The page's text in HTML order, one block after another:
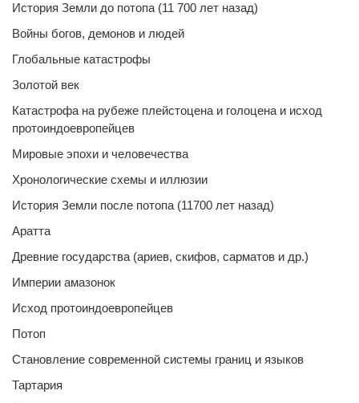
История Земли до потопа (11 700 лет назад)
Войны богов, демонов и людей
Глобальные катастрофы
Золотой век
Катастрофа на рубеже плейстоцена и голоцена и исход
протоиндоевропейцев
Мировые эпохи и человечества
Хронологические схемы и иллюзии
История Земли после потопа (11700 лет назад)
Аратта
Древние государства (ариев, скифов, сарматов и др.)
Империи амазонок
Исход протоиндоевропейцев
Потоп
Становление современной системы границ и языков
Тартария